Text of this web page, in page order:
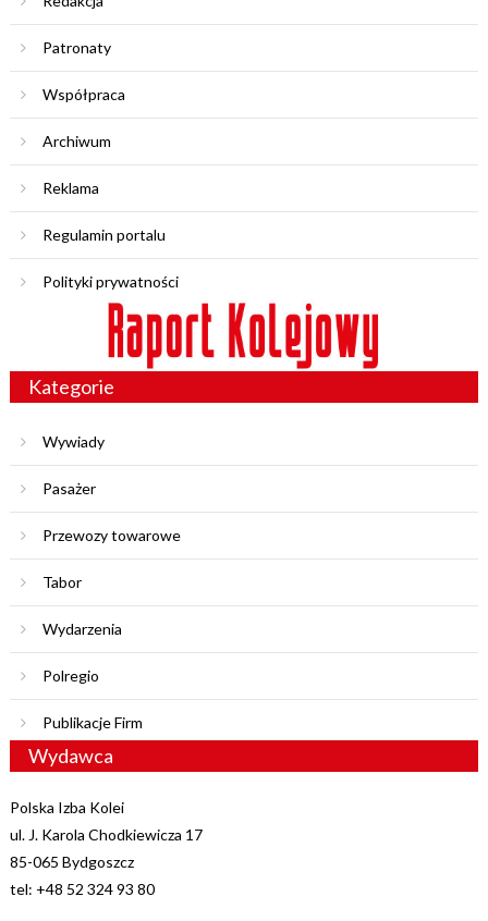
Patronaty
Współpraca
Archiwum
Reklama
Regulamin portalu
Polityki prywatności
Kategorie
Wywiady
Pasażer
Przewozy towarowe
Tabor
Wydarzenia
Polregio
Publikacje Firm
Wydawca
Polska Izba Kolei
ul. J. Karola Chodkiewicza 17
85-065 Bydgoszcz
tel: +48 52 324 93 80